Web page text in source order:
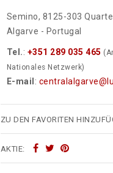
Semino, 8125-303
Algarve - Portugal
Tel.: +351 289 035 465
Nationales Netzwerk)
E-mail :
ZU DEN FAVORITEN
AKTIE: